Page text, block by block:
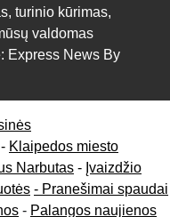
turinio kūrimas,
valdomas
Express News By
- Klaipedos miesto
Narbutas - Įvaizdžio
- Pranešimai spaudai
- Palangos naujienos